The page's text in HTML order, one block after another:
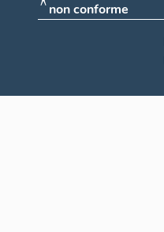
non conforme